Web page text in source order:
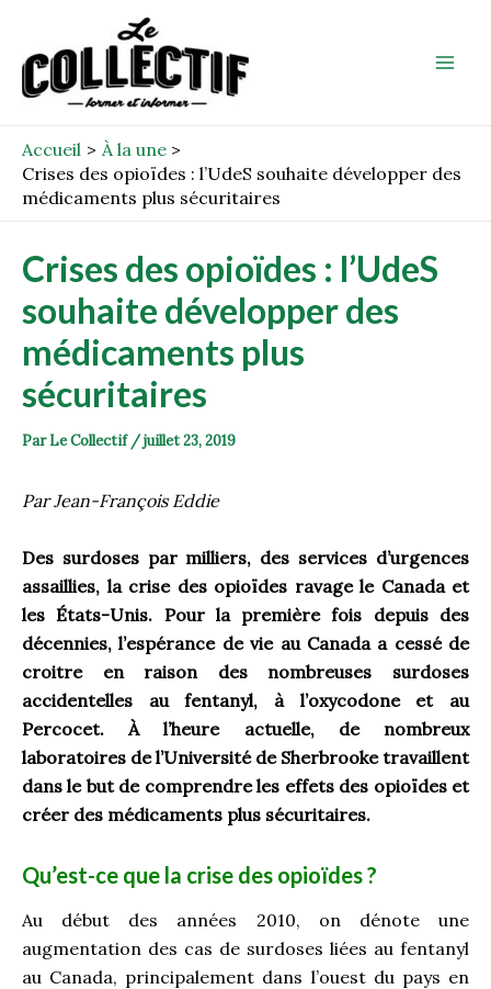
contenu
Accueil
À la une
Crises des opioïdes : l’UdeS souhaite développer des
médicaments plus sécuritaires
Crises des opioïdes : l’UdeS
souhaite développer des
médicaments plus
sécuritaires
ParLe Collectif /juillet 23, 2019
Par Jean-François Eddie
Des surdoses par milliers, des services d’urgences
assaillies, la crise des opioïdes ravage le Canada et
les États-Unis. Pour la première fois depuis des
décennies, l’espérance de vie au Canada a cessé de
croitre en raison des nombreuses surdoses
accidentelles au fentanyl, à l’oxycodone et au
Percocet. À l’heure actuelle, de nombreux
laboratoires de l’Université de Sherbrooke travaillent
dans le but de comprendre les effets des opioïdes et
créer des médicaments plus sécuritaires.
Qu’est-ce que la crise des opioïdes ?
Au début des années 2010, on dénote une
augmentation des cas de surdoses liées au fentanyl
au Canada, principalement dans l’ouest du pays en
navigation